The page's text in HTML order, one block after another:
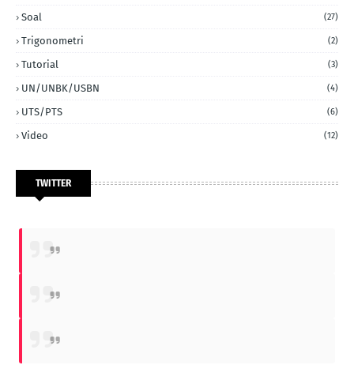
Soal (27)
Trigonometri (2)
Tutorial (3)
UN/UNBK/USBN (4)
UTS/PTS (6)
Video (12)
TWITTER